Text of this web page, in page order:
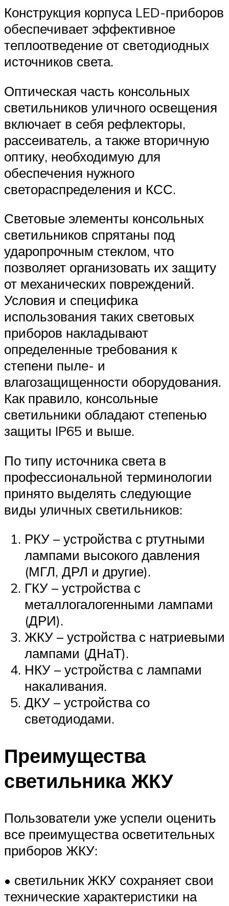
Конструкция корпуса LED-приборов
обеспечивает эффективное
теплоотведение от светодиодных
источников света.
Оптическая часть консольных
светильников уличного освещения
включает в себя рефлекторы,
рассеиватель, а также вторичную
оптику, необходимую для
обеспечения нужного
светораспределения и КСС.
Световые элементы консольных
светильников спрятаны под
ударопрочным стеклом, что
позволяет организовать их защиту
от механических повреждений.
Условия и специфика
использования таких световых
приборов накладывают
определенные требования к
степени пыле- и
влагозащищенности оборудования.
Как правило, консольные
светильники обладают степенью
защиты IP65 и выше.
По типу источника света в
профессиональной терминологии
принято выделять следующие
виды уличных светильников:
РКУ – устройства с ртутными
лампами высокого давления
(МГЛ, ДРЛ и другие).
ГКУ – устройства с
металлогалогенными лампами
(ДРИ).
ЖКУ – устройства с натриевыми
лампами (ДНаТ).
НКУ – устройства с лампами
накаливания.
ДКУ – устройства со
светодиодами.
Преимущества
светильника ЖКУ
Пользователи уже успели оценить
все преимущества осветительных
приборов ЖКУ:
• светильник ЖКУ сохраняет свои
технические характеристики на